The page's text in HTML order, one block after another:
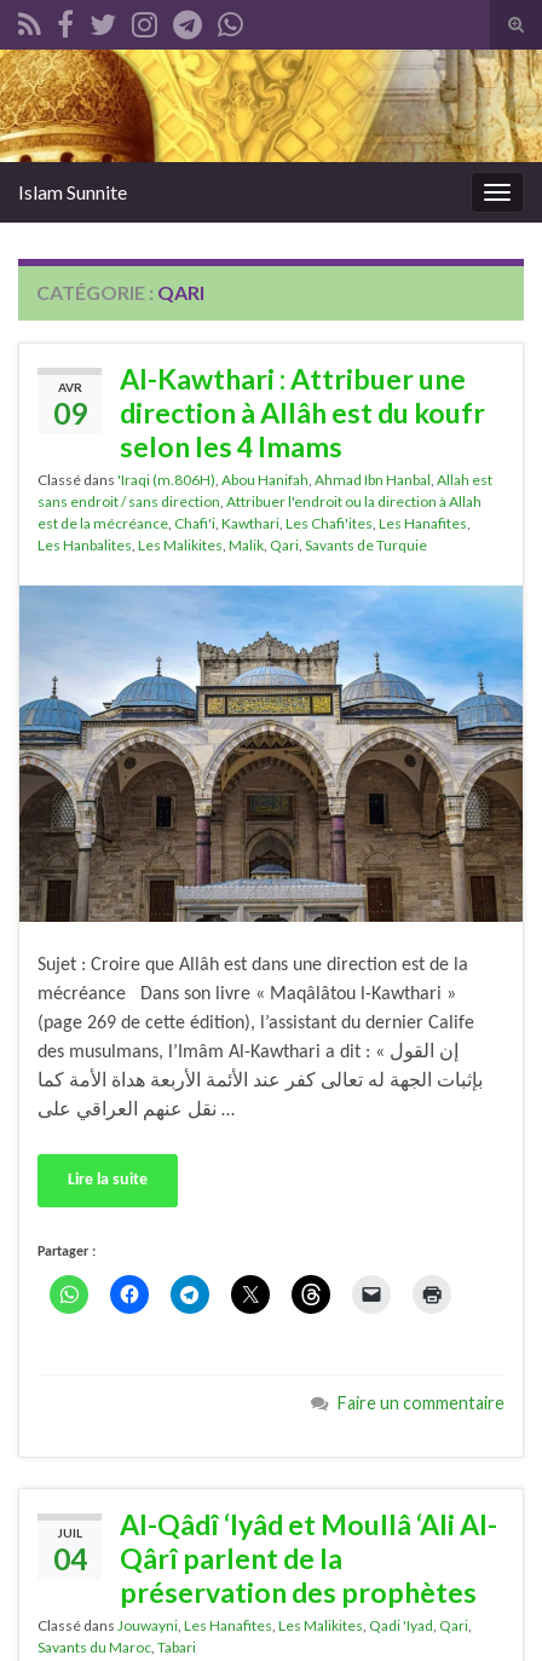
Search for:
Islam Sunnite
CATÉGORIE : QARI
AVR
09
Al-Kawthari : Attribuer une
direction à Allâh est du koufr
selon les 4 Imams
Classé dans 'Iraqi (m.806H) Abou Hanifah Ahmad Ibn Hanbal Allah est
sans endroit / sans direction Attribuer l'endroit ou la direction à Allah
est de la mécréance Chafi'i Kawthari Les Chafi'ites Les Hanafites
Les Hanbalites Les Malikites Malik Qari Savants de Turquie
Sujet : Croire que Allâh est dans une direction est de la
mécréance Dans son livre « Maqâlâtou l-Kawthari »
(page 269 de cette édition), l’assistant du dernier Calife
des musulmans, l’Imâm Al-Kawthari a dit : « إن القول
بإثبات الجهة له تعالى كفر عند الأئمة الأربعة هداة الأمة كما
نقل عنهم العراقي على …
Lire la suite
Partager :
Faire un commentaire
JUIL
04
Al-Qâdî ‘Iyâd et Moullâ ‘Ali Al-
Qârî parlent de la
préservation des prophètes
Classé dans Jouwayni, Les Hanafites, Les Malikites, Qadi 'Iyad, Qari,
Savants du Maroc, Tabari